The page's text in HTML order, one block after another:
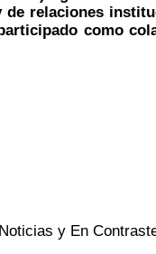
relaciones
como
y En